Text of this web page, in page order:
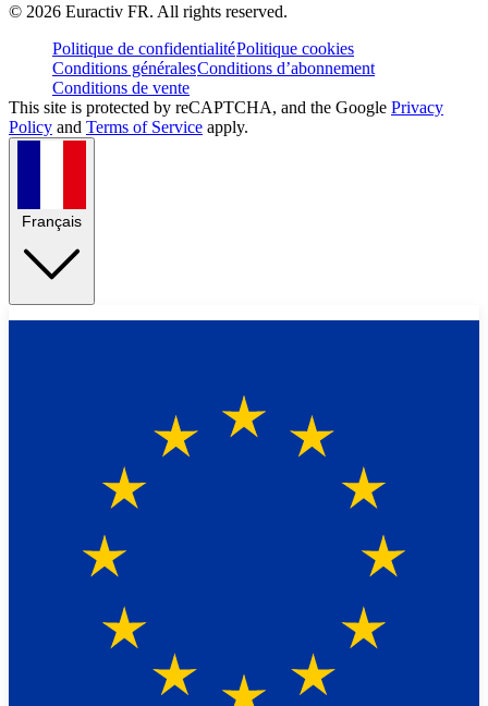
© 2026 Euractiv FR. All rights reserved.
Politique de confidentialitéPolitique cookies
Conditions généralesConditions d’abonnement
Conditions de vente
This site is protected by reCAPTCHA, and the Google Privacy
Policy and Terms of Service apply.
Français